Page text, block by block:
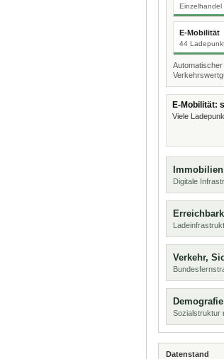
Einzelhandel
E-Mobilität
44
E-Mobilität:
Viele
Digitale
Verkehr,
Sozialstruktur
Datenstand